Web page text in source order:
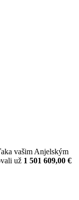
vašim Anjelským
už 1 501 609,00 €